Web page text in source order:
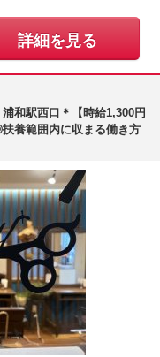
詳細を見る
和駅西口＊【時給1,300円
養範囲内に収まる働き方